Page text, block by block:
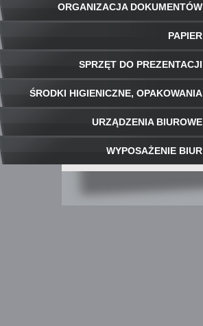
ORGANIZACJA DOKUMENTÓW
PAPIER
SPRZĘT DO PREZENTACJI
ŚRODKI HIGIENICZNE, OPAKOWANIA
URZĄDZENIA BIUROWE
WYPOSAŻENIE BIUR